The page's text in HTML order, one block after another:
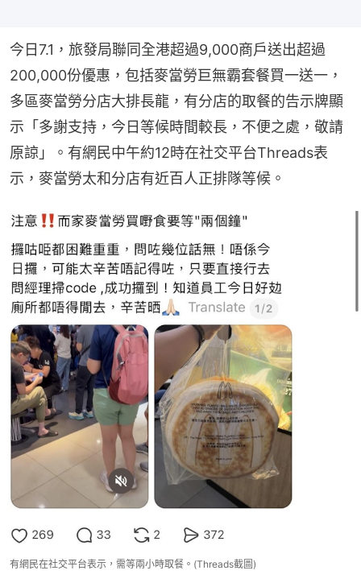
今日7.1，旅發局聯同全港超過9,000商戶送出超過
200,000份優惠，包括麥當勞巨無霸套餐買一送一，
多區麥當勞分店大排長龍，有分店的取餐的告示牌顯
示「多謝支持，今日等候時間較長，不便之處，敬請
原諒」。有網民中午約12時在社交平台Threads表
示，麥當勞太和分店有近百人正排隊等候。
有網民在社交平台表示，需等兩小時取餐。(Threads截圖)